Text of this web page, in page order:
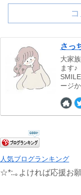
さっ
大家
ます♪
ージ
人気ブログランキング
☆*:.｡よければ応援お